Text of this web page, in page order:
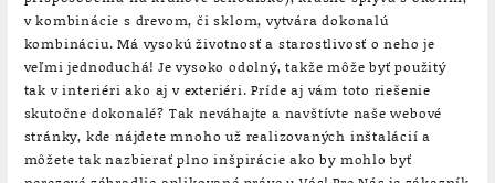
v kombinácie s drevom, či sklom, vytvára dokonalú
kombináciu. Má vysokú životnosť a starostlivosť o neho je
veľmi jednoduchá! Je vysoko odolný, takže môže byť použitý
tak v interiéri ako aj v exteriéri. Príde aj vám toto riešenie
skutočne dokonalé? Tak neváhajte a navštívte naše webové
stránky, kde nájdete mnoho už realizovaných inštalácií a
môžete tak nazbierať plno inšpirácie ako by mohlo byť